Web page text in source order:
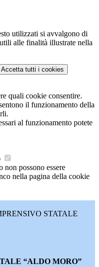
utilizzati si avvalgono di
alle finalità illustrate nella
Accetta tutti i cookies
quali cookie consentire.
il funzionamento della
al funzionamento potete
non possono essere
nella pagina della cookie
STATALE
“ALDO MORO”